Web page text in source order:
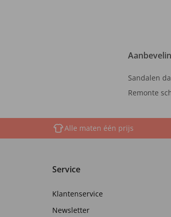
Sandalen
Remonte
Alle maten één prijs
Service
Klantenservice
Newsletter